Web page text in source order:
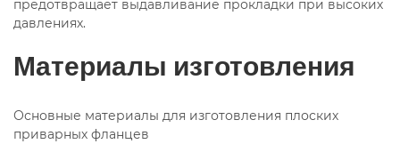
предотвращает выдавливание прокладки при высоких
давлениях.
Материалы изготовления
Основные материалы для изготовления плоских
приварных фланцев